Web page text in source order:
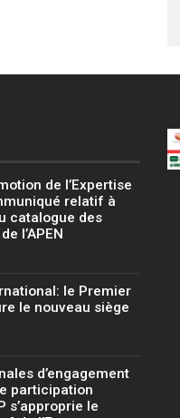
de l’Expertise
relatif à
catalogue des
l’APEN
le Premier
le nouveau siège
d’engagement
participation
s’approprie le